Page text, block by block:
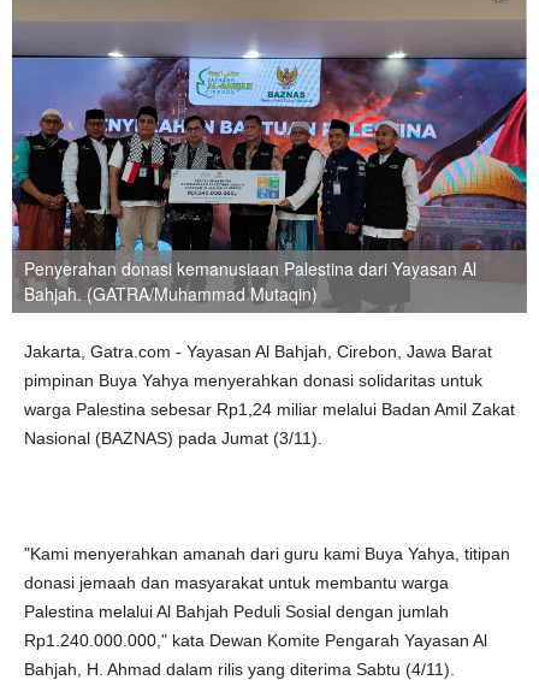
Penyerahan donasi kemanusiaan Palestina dari Yayasan Al
Bahjah. (GATRA/Muhammad Mutaqin)
Jakarta, Gatra.com - Yayasan Al Bahjah, Cirebon, Jawa Barat
pimpinan Buya Yahya menyerahkan donasi solidaritas untuk
warga Palestina sebesar Rp1,24 miliar melalui Badan Amil Zakat
Nasional (BAZNAS) pada Jumat (3/11).
"Kami menyerahkan amanah dari guru kami Buya Yahya, titipan
donasi jemaah dan masyarakat untuk membantu warga
Palestina melalui Al Bahjah Peduli Sosial dengan jumlah
Rp1.240.000.000," kata Dewan Komite Pengarah Yayasan Al
Bahjah, H. Ahmad dalam rilis yang diterima Sabtu (4/11).